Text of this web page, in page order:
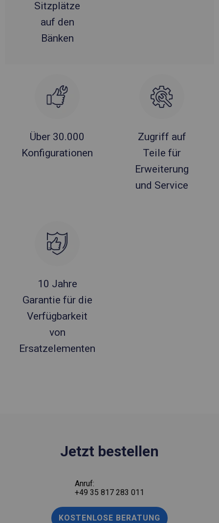
Sitzplätze
auf den
Bänken
Über 30.000
Konfigurationen
Zugriff auf
Teile für
Erweiterung
und Service
10 Jahre
Garantie für die
Verfügbarkeit
von
Ersatzelementen
Jetzt bestellen
Anruf:
+49 35 817 283 011
KOSTENLOSE BERATUNG